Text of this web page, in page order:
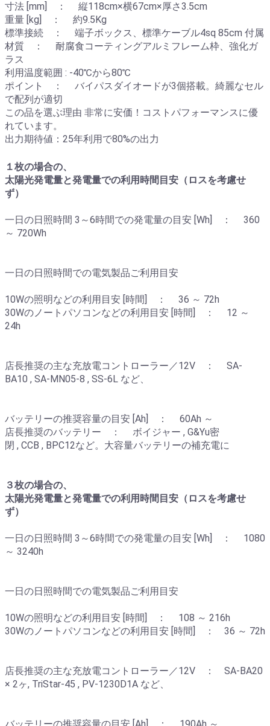
寸法 [mm] ： 縦118cm×横67cm×厚さ3.5cm
重量 [kg] ： 約9.5Kg
標準接続 ： 端子ボックス、標準ケーブル4sq 85cm 付属
材質 ： 耐腐食コーティングアルミフレーム枠、強化ガ
ラス
利用温度範囲 : -40℃から80℃
ポイント ： バイパスダイオードが3個搭載。綺麗なセル
で配列が適切
この品を選ぶ理由 非常に安価！コストパフォーマンスに優
れています。
出力期待値：25年利用で80%の出力
１枚の場合の、
太陽光発電量と発電量での利用時間目安（ロスを考慮せ
ず）
一日の日照時間 3～6時間での発電量の目安 [Wh] ： 360
～ 720Wh
一日の日照時間での電気製品ご利用目安
10Wの照明などの利用目安 [時間] ： 36 ～ 72h
30Wのノートパソコンなどの利用目安 [時間] ： 12 ～
24h
店長推奨の主な充放電コントローラー／12V ： SA-
BA10 , SA-MN05-8 , SS-6L など、
バッテリーの推奨容量の目安 [Ah] ： 60Ah ～
店長推奨のバッテリー ： ボイジャー , G&Yu密
閉 , CCB , BPC12など。大容量バッテリーの補充電に
３枚の場合の、
太陽光発電量と発電量での利用時間目安（ロスを考慮せ
ず）
一日の日照時間 3～6時間での発電量の目安 [Wh] ： 1080
～ 3240h
一日の日照時間での電気製品ご利用目安
10Wの照明などの利用目安 [時間] ： 108 ～ 216h
30Wのノートパソコンなどの利用目安 [時間] ： 36 ～ 72h
店長推奨の主な充放電コントローラー／12V ： SA-BA20
× 2ヶ, TriStar-45 , PV-1230D1A など、